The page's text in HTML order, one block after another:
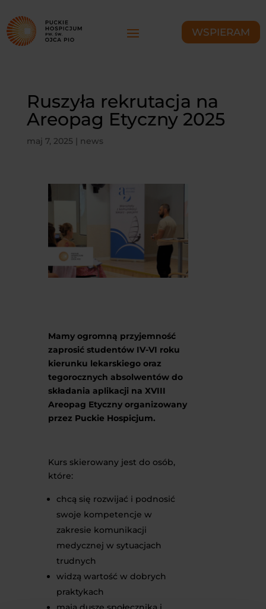
WSPIERAM
Ruszyła rekrutacja na
Areopag Etyczny 2025
maj 7, 2025 | news
Mamy ogromną przyjemność
zaprosić studentów IV-VI roku
kierunku lekarskiego oraz
tegorocznych absolwentów do
składania aplikacji na XVIII
Areopag Etyczny organizowany
przez Puckie Hospicjum.
Kurs skierowany jest do osób,
które:
chcą się rozwijać i podnosić
swoje kompetencje w
zakresie komunikacji
medycznej w sytuacjach
trudnych
widzą wartość w dobrych
praktykach